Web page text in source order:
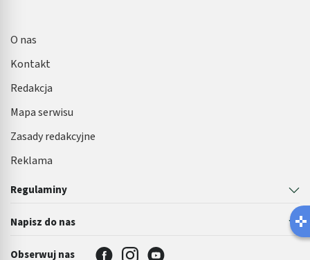
Regulaminy
Napisz do nas
O nas
Kontakt
Redakcja
Mapa serwisu
Zasady redakcyjne
Reklama
Obserwuj nas
Latem łatwiej o infekcję